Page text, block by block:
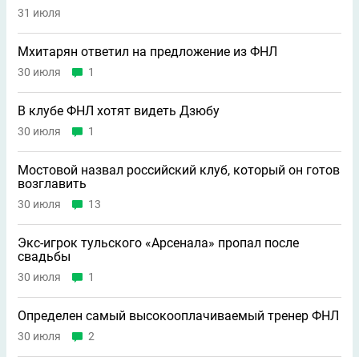
31 июля
Мхитарян ответил на предложение из ФНЛ
30 июля 1
В клубе ФНЛ хотят видеть Дзюбу
30 июля 1
Мостовой назвал российский клуб, который он готов
возглавить
30 июля 13
Экс-игрок тульского «Арсенала» пропал после
свадьбы
30 июля 1
Определен самый высокооплачиваемый тренер ФНЛ
30 июля 2